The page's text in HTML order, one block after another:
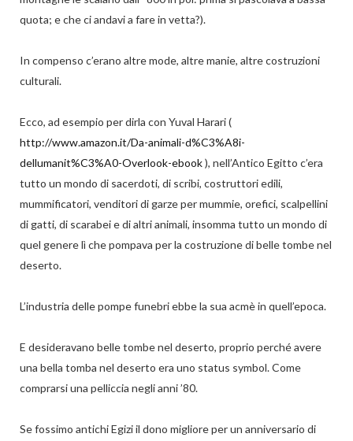
quota; e che ci andavi a fare in vetta?).
In compenso c’erano altre mode, altre manie, altre costruzioni
culturali.
Ecco, ad esempio per dirla con Yuval Harari (
http://www.amazon.it/Da-animali-d%C3%A8i-
dellumanit%C3%A0-Overlook-ebook), nell’Antico Egitto c’era
tutto un mondo di sacerdoti, di scribi, costruttori edili,
mummificatori, venditori di garze per mummie, orefici, scalpellini
di gatti, di scarabei e di altri animali, insomma tutto un mondo di
quel genere lì che pompava per la costruzione di belle tombe nel
deserto.
L’industria delle pompe funebri ebbe la sua acmè in quell’epoca.
E desideravano belle tombe nel deserto, proprio perché avere
una bella tomba nel deserto era uno status symbol. Come
comprarsi una pelliccia negli anni ’80.
Se fossimo antichi Egizi il dono migliore per un anniversario di